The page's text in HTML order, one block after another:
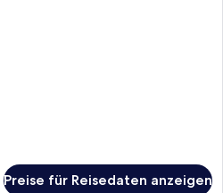
Preise für Reisedaten anzeigen